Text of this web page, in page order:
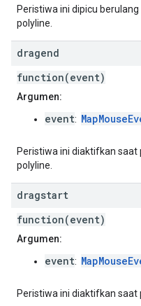
Peristiwa ini dipicu
polyline.
dragend
function(event)
Argumen:
event:
Peristiwa ini diaktifkan
polyline.
dragstart
function(event)
Argumen:
event:
Peristiwa ini diaktifkan saat